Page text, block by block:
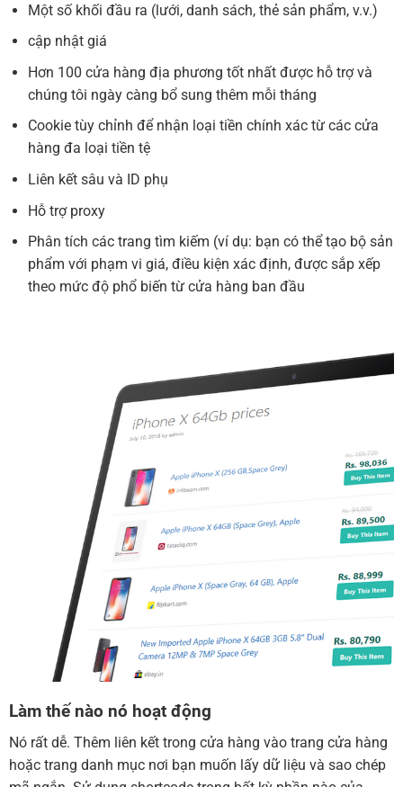
Một số khối đầu ra (lưới, danh sách, thẻ sản phẩm, v.v.)
cập nhật giá
Hơn 100 cửa hàng địa phương tốt nhất được hỗ trợ và
chúng tôi ngày càng bổ sung thêm mỗi tháng
Cookie tùy chỉnh để nhận loại tiền chính xác từ các cửa
hàng đa loại tiền tệ
Liên kết sâu và ID phụ
Hỗ trợ proxy
Phân tích các trang tìm kiếm (ví dụ: bạn có thể tạo bộ sản
phẩm với phạm vi giá, điều kiện xác định, được sắp xếp
theo mức độ phổ biến từ cửa hàng ban đầu
Làm thế nào nó hoạt động
Nó rất dễ. Thêm liên kết trong cửa hàng vào trang cửa hàng
hoặc trang danh mục nơi bạn muốn lấy dữ liệu và sao chép